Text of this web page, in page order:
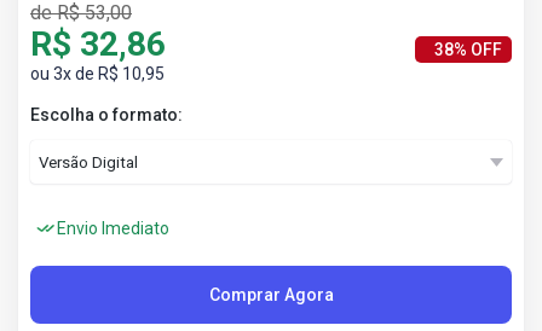
de R$ 53,00
R$ 32,86
ou 3x de R$ 10,95
38% OFF
Escolha o formato:
Envio Imediato
Comprar Agora